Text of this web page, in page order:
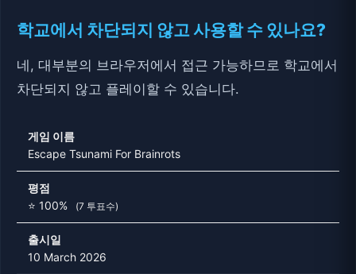
학교에서 차단되지 않고 사용할 수 있나요?
네, 대부분의 브라우저에서 접근 가능하므로 학교에서
차단되지 않고 플레이할 수 있습니다.
게임 이름
Escape Tsunami For Brainrots
평점
⭐ 100%
(7 투표수)
출시일
10 March 2026